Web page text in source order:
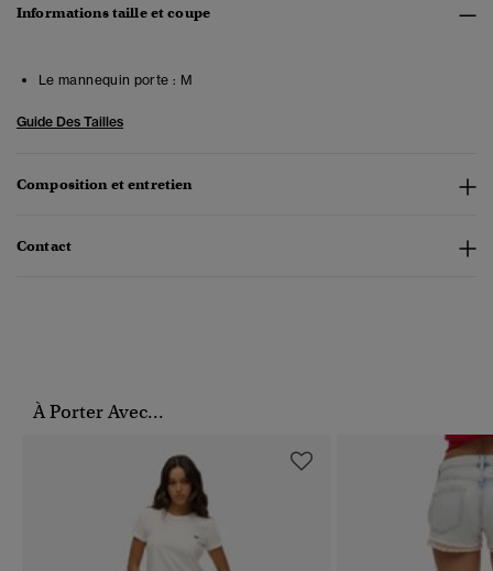
Informations taille et coupe
Le mannequin porte : M
Guide Des Tailles
Composition et entretien
Contact
À Porter Avec...